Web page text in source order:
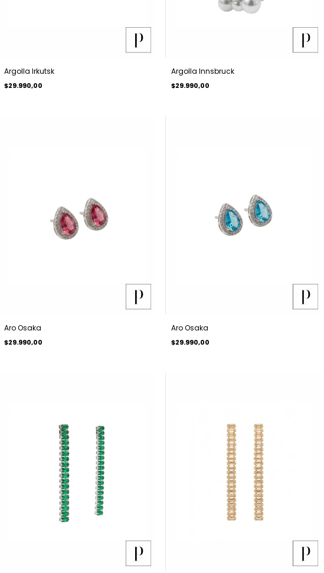
Argolla Irkutsk
$29.990,00
Argolla Innsbruck
$29.990,00
Aro Osaka
$29.990,00
Aro Osaka
$29.990,00